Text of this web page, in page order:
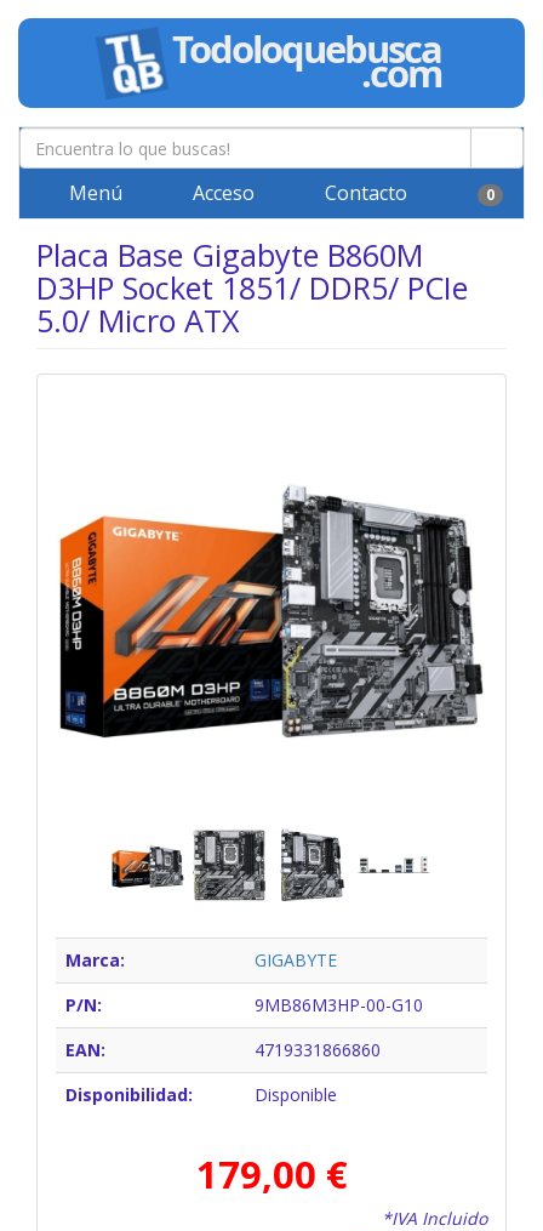
Menú Acceso Contacto 0
Placa Base Gigabyte B860M
D3HP Socket 1851/ DDR5/ PCIe
5.0/ Micro ATX
Marca:
GIGABYTE
P/N:
9MB86M3HP-00-G10
EAN:
4719331866860
Disponibilidad:
Disponible
179,00 €
*IVA Incluido